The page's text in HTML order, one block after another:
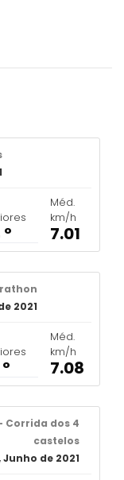
Méd.
km/h
7.01
2021
Méd.
km/h
7.08
Corrida dos 4
castelos
Junho de 2021